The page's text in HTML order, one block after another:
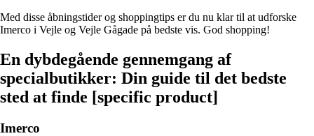
Med disse åbningstider og shoppingtips er du nu klar til at udforske
Imerco i Vejle og Vejle Gågade på bedste vis. God shopping!
En dybdegående gennemgang af
specialbutikker: Din guide til det bedste
sted at finde [specific product]
Imerco